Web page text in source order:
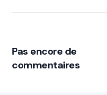
Pas encore de
commentaires